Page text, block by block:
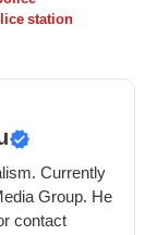
station
Currently
Group. He
contact